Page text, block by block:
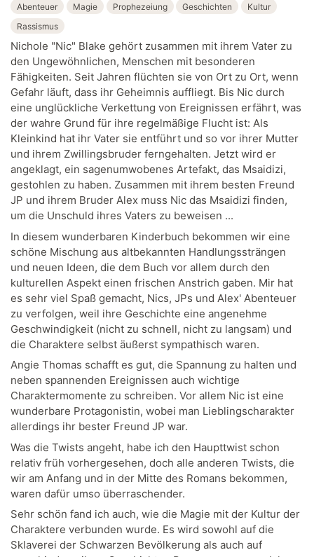
Abenteuer
Magie Prophezeiung Geschichten
Kultur
Rassismus
Nichole "Nic" Blake gehört zusammen mit ihrem Vater zu
den Ungewöhnlichen, Menschen mit besonderen
Fähigkeiten. Seit Jahren flüchten sie von Ort zu Ort, wenn
Gefahr läuft, dass ihr Geheimnis auffliegt. Bis Nic durch
eine unglückliche Verkettung von Ereignissen erfährt, was
der wahre Grund für ihre regelmäßige Flucht ist: Als
Kleinkind hat ihr Vater sie entführt und so vor ihrer Mutter
und ihrem Zwillingsbruder ferngehalten. Jetzt wird er
angeklagt, ein sagenumwobenes Artefakt, das Msaidizi,
gestohlen zu haben. Zusammen mit ihrem besten Freund
JP und ihrem Bruder Alex muss Nic das Msaidizi finden,
um die Unschuld ihres Vaters zu beweisen ...
In diesem wunderbaren Kinderbuch bekommen wir eine
schöne Mischung aus altbekannten Handlungssträngen
und neuen Ideen, die dem Buch vor allem durch den
kulturellen Aspekt einen frischen Anstrich gaben. Mir hat
es sehr viel Spaß gemacht, Nics, JPs und Alex' Abenteuer
zu verfolgen, weil ihre Geschichte eine angenehme
Geschwindigkeit (nicht zu schnell, nicht zu langsam) und
die Charaktere selbst äußerst sympathisch waren.
Angie Thomas schafft es gut, die Spannung zu halten und
neben spannenden Ereignissen auch wichtige
Charaktermomente zu schreiben. Vor allem Nic ist eine
wunderbare Protagonistin, wobei man Lieblingscharakter
allerdings ihr bester Freund JP war.
Was die Twists angeht, habe ich den Haupttwist schon
relativ früh vorhergesehen, doch alle anderen Twists, die
wir am Anfang und in der Mitte des Romans bekommen,
waren dafür umso überraschender.
Sehr schön fand ich auch, wie die Magie mit der Kultur der
Charaktere verbunden wurde. Es wird sowohl auf die
Sklaverei der Schwarzen Bevölkerung als auch auf